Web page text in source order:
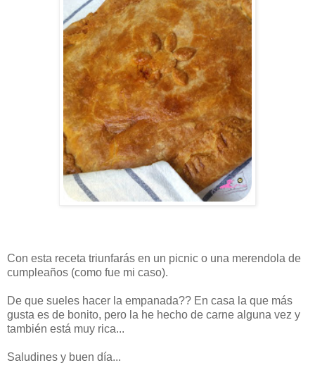
Con esta receta triunfarás en un picnic o una merendola de
cumpleaños (como fue mi caso).
De que sueles hacer la empanada?? En casa la que más
gusta es de bonito, pero la he hecho de carne alguna vez y
también está muy rica...
Saludines y buen día...